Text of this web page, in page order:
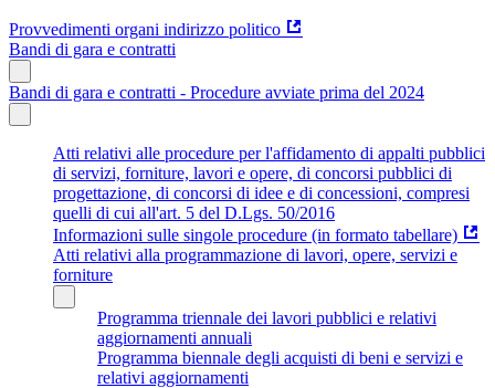
Provvedimenti organi indirizzo politico
Bandi di gara e contratti
Bandi di gara e contratti - Procedure avviate prima del 2024
Atti relativi alle procedure per l'affidamento di appalti pubblici
di servizi, forniture, lavori e opere, di concorsi pubblici di
progettazione, di concorsi di idee e di concessioni, compresi
quelli di cui all'art. 5 del D.Lgs. 50/2016
Informazioni sulle singole procedure (in formato tabellare)
Atti relativi alla programmazione di lavori, opere, servizi e
forniture
Programma triennale dei lavori pubblici e relativi
aggiornamenti annuali
Programma biennale degli acquisti di beni e servizi e
relativi aggiornamenti